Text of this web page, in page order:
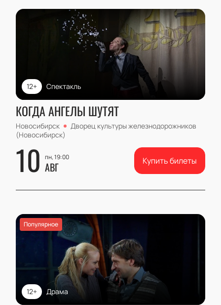
Спектакль
12+
КОГДА АНГЕЛЫ ШУТЯТ
Новосибирск
Дворец культуры железнодорожников
(Новосибирск)
10 пн, 19:00
АВГ Купить билеты
Популярное
Драма
12+